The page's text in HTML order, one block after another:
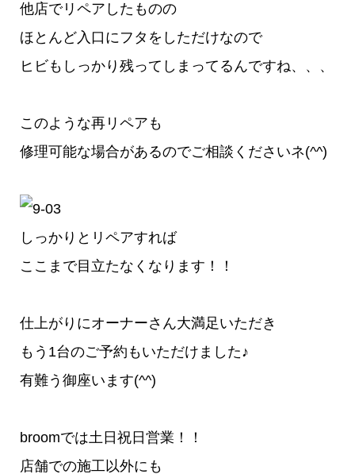
他店でリペアしたものの
ほとんど入口にフタをしただけなので
ヒビもしっかり残ってしまってるんですね、、、
このような再リペアも
修理可能な場合があるのでご相談くださいネ(^^)
しっかりとリペアすれば
ここまで目立たなくなります！！
仕上がりにオーナーさん大満足いただき
もう1台のご予約もいただけました♪
有難う御座います(^^)
broomでは土日祝日営業！！
店舗での施工以外にも